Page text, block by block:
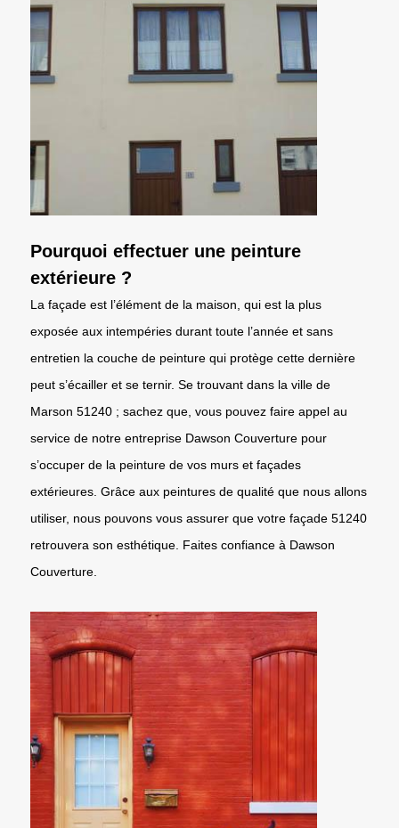
Pourquoi effectuer une peinture
extérieure ?
La façade est l’élément de la maison, qui est la plus
exposée aux intempéries durant toute l’année et sans
entretien la couche de peinture qui protège cette dernière
peut s’écailler et se ternir. Se trouvant dans la ville de
Marson 51240 ; sachez que, vous pouvez faire appel au
service de notre entreprise Dawson Couverture pour
s’occuper de la peinture de vos murs et façades
extérieures. Grâce aux peintures de qualité que nous allons
utiliser, nous pouvons vous assurer que votre façade 51240
retrouvera son esthétique. Faites confiance à Dawson
Couverture.